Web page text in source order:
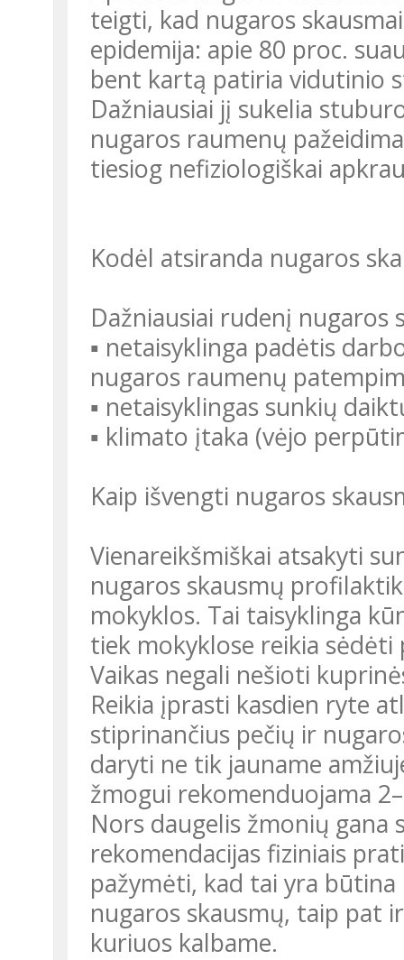
teigti, kad nugaros
epidemija: apie 80 proc.
bent kartą patiria vidutinio
Dažniausiai jį sukelia
nugaros raumenų
tiesiog nefiziologiškai
Kodėl atsiranda nugaros
Dažniausiai rudenį
▪ netaisyklinga padėtis
nugaros raumenų
▪ netaisyklingas sunkių
▪ klimato įtaka (vėjo
Kaip išvengti nugaros
Vienareikšmiškai atsakyti
nugaros skausmų
mokyklos. Tai taisyklinga
tiek mokyklose reikia
Vaikas negali nešioti
Reikia įprasti kasdien ryte
stiprinančius pečių ir
daryti ne tik jauname
žmogui rekomenduojama
Nors daugelis žmonių gana
rekomendacijas fiziniais
pažymėti, kad tai yra
nugaros skausmų, taip pat
kuriuos kalbame.